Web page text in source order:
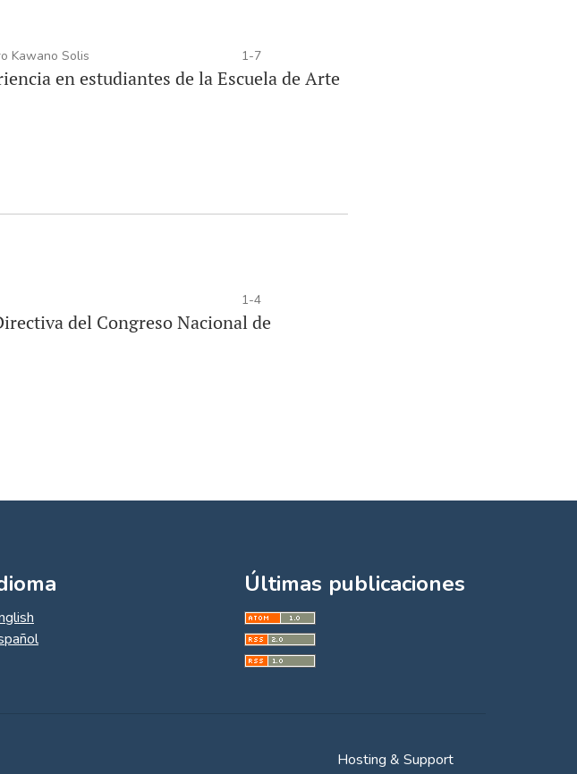
Kawano Solis 1-7
en estudiantes de la Escuela de Arte
1-4
del Congreso Nacional de
Últimas publicaciones
Hosting & Support